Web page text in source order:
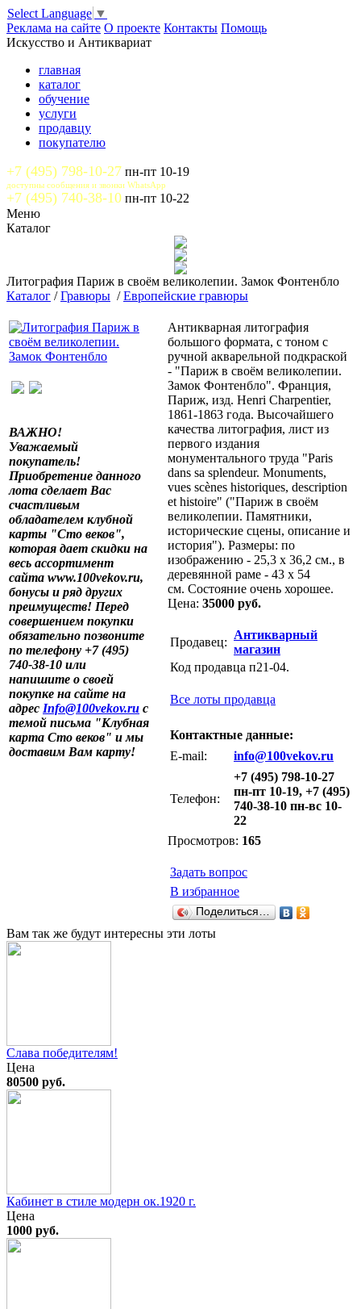
Select Language ▼
Реклама на сайте О проекте Контакты Помощь
Искусство и Антиквариат
главная
каталог
обучение
услуги
продавцу
покупателю
+7 (495) 798-10-27 пн-пт 10-19
доступны сообщения и звонки WhatsApp
+7 (495) 740-38-10 пн-пт 10-22
Меню
Каталог
Литография Париж в своём великолепии. Замок Фонтенбло
Каталог /Гравюры /Европейские гравюры
ВАЖНО!
Уважаемый
покупатель!
Приобретение данного
лота сделает Вас
счастливым
обладателем клубной
карты "Сто веков",
которая дает скидки на
весь ассортимент
сайта www.100vekov.ru,
бонусы и ряд других
преимуществ! Перед
совершением покупки
обязательно позвоните
по телефону +7 (495)
740-38-10 или
напишите о своей
покупке на сайте на
адрес Info@100vekov.ru с
темой письма "Клубная
карта Сто веков" и мы
доставим Вам карту!
Антикварная литография
большого формата, с тоном с
ручной акварельной подкраской
- "Париж в своём великолепии.
Замок Фонтенбло". Франция,
Париж, изд. Henri Charpentier,
1861-1863 года. Высочайшего
качества литография, лист из
первого издания
монументального труда "Paris
dans sa splendeur. Monuments,
vues scènes historiques, description
et histoire" ("Париж в своём
великолепии. Памятники,
исторические сцены, описание и
история"). Размеры: по
изображению - 25,3 х 36,2 см., в
деревянной раме - 43 х 54
см. Состояние очень хорошее.
Цена: 35000 руб.
Продавец:
Антикварный
магазин
Код продавца п21-04.
Все лоты продавца
Контактные данные:
E-mail:
info@100vekov.ru
Телефон:
+7 (495) 798-10-27
пн-пт 10-19, +7 (495)
740-38-10 пн-вс 10-
22
Просмотров: 165
Задать вопрос
В избранное
Поделиться…
Вам так же будут интересны эти лоты
Слава победителям!
Цена
80500 руб.
Кабинет в стиле модерн ок.1920 г.
Цена
1000 руб.